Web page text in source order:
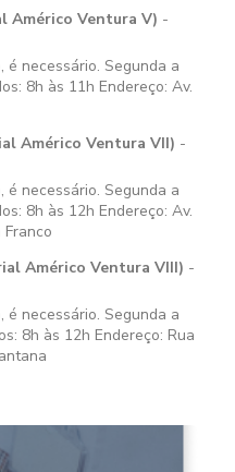
Américo Ventura V) -
é necessário. Segunda a
8h às 11h Endereço: Av.
Américo Ventura VII) -
é necessário. Segunda a
8h às 12h Endereço: Av.
Américo Ventura VIII) -
é necessário. Segunda a
8h às 12h Endereço: Rua